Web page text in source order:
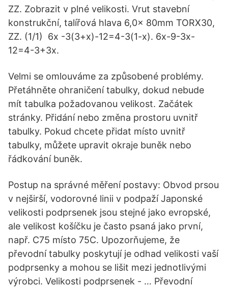
ZZ. Zobrazit v plné velikosti. Vrut stavební
konstrukční, talířová hlava 6,0x 80mm TORX30,
ZZ. (1/1) 6x -3(3+x)-12=4-3(1-x). 6x-9-3x-
12=4-3+3x.
Velmi se omlouváme za způsobené problémy.
Přetáhněte ohraničení tabulky, dokud nebude
mít tabulka požadovanou velikost. Začátek
stránky. Přidání nebo změna prostoru uvnitř
tabulky. Pokud chcete přidat místo uvnitř
tabulky, můžete upravit okraje buněk nebo
řádkování buněk.
Postup na správné měření postavy: Obvod prsou
v nejširší, vodorovné linii v podpaží Japonské
velikosti podprsenek jsou stejné jako evropské,
ale velikost košíčku je často psaná jako první,
např. C75 místo 75C. Upozorňujeme, že
převodní tabulky poskytují je odhad velikosti vaší
podprsenky a mohou se lišit mezi jednotlivými
výrobci. Velikosti podprsenek - … Převodní